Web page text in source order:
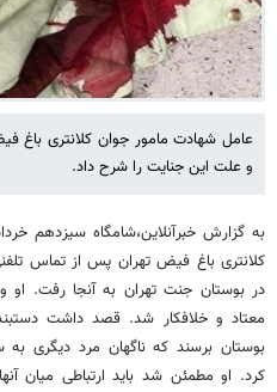
عامل شهادت مامور جوان کلانتری باغ
و علت این جنایت را شرح داد.
به گزارش خبرآنلاین،شامگاه سیزدهم
کلانتری باغ‌ فیض تهران پس از تماس
معتاد و خلافکار شد. قصد داشت
بوستان برسند که ناگهان مرد دیگری
کرد. او مطمئن شد باید ارتباطی میان